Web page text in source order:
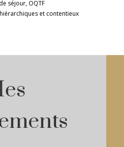
séjour, OQTF
et contentieux